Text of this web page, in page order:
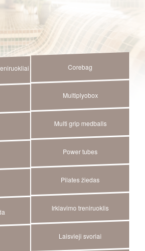
Corebag
Multiplyobox
Multi grip medballs
Power tubes
Pilates žiedas
Irklavimo treniruoklis
Laisvieji svoriai